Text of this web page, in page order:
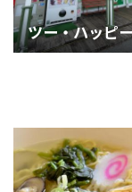
ツー・ハッピ